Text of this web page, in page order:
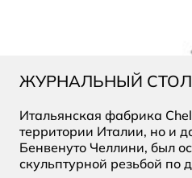
ЖУРНАЛЬНЫЙ
Итальянская фабрика
территории Италии, но и
Бенвенуто Челлини, был
скульптурной резьбой